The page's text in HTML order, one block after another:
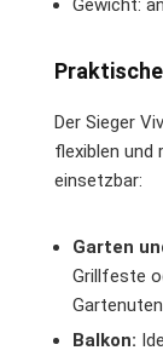
Der Sieger
flexiblen und
einsetzbar:
Garten
Grillfeste
Balkon: